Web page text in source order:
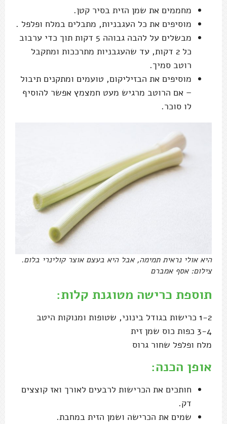
מחממים את שמן הזית בסיר קטן.
מוסיפים את כל העגבניות, מתבלים במלח ופלפל .
מבשלים על להבה גבוהה 5 דקות תוך כדי ערבוב
כל 2 דקות, עד שהעגבניות מתרככות ומתקבל
רוטב סמיך.
מוסיפים את הבזיליקום, טועמים ומתקנים תיבול
– אם הרוטב מרגיש מעט חמצמץ אפשר להוסיף
לו סוכר.
היא אולי נראית תמימה, אבל היא בעצם אוצר קולינרי בלום.
צילום: אסף אמברם
תוספת כרישה מטוגנת קלות:
1-2 כרישות בגודל בינוני, שטופות ומנוקות היטב
3-4 כפות כוס שמן זית
מלח ופלפל שחור גרוס
אופן הכנה:
חותכים את הכרישות לרבעים לאורך ואז קוצצים
דק.
שמים את הכרישה ושמן הזית במחבת.